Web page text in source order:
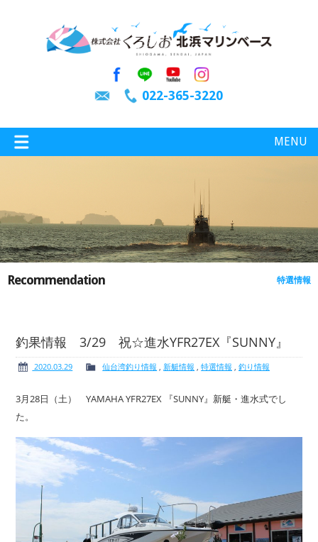
022-365-3220
MENU
特選情報 釣り情報
サービス案内 イベント情報
Recommendation 特選情報
釣果情報 3/29 祝☆進水YFR27EX『SUNNY』
2020.03.29 仙台湾釣り情報 新艇情報 ,特選情報 釣り情報
3月28日（土） YAMAHA YFR27EX 『SUNNY』新艇・進水式でし
た。